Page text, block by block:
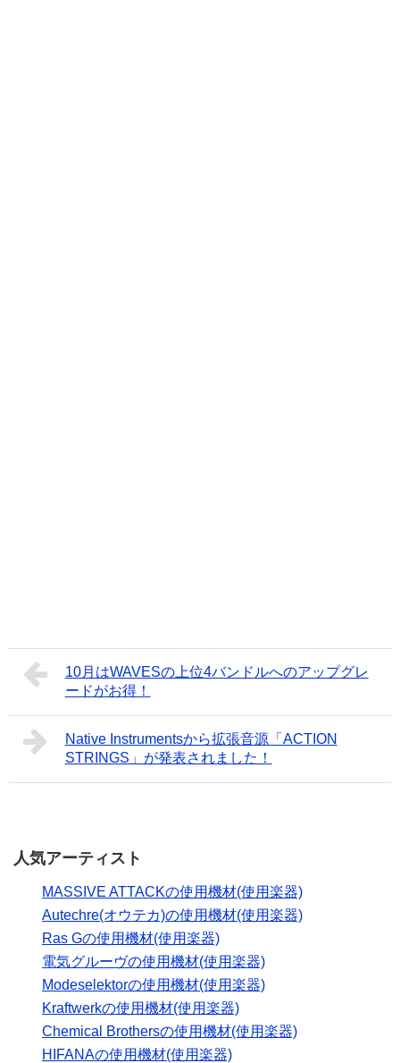
10月はWAVESの上位4バンドルへのアップグレ
ードがお得！
Native Instrumentsから拡張音源「ACTION
STRINGS」が発表されました！
人気アーティスト
MASSIVE ATTACKの使用機材(使用楽器)
Autechre(オウテカ)の使用機材(使用楽器)
Ras Gの使用機材(使用楽器)
電気グルーヴの使用機材(使用楽器)
Modeselektorの使用機材(使用楽器)
Kraftwerkの使用機材(使用楽器)
Chemical Brothersの使用機材(使用楽器)
HIFANAの使用機材(使用楽器)